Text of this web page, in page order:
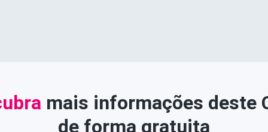
mais informações deste
de forma gratuita